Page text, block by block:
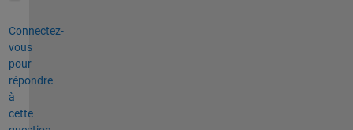
Connectez-
vous
pour
répondre
à
cette